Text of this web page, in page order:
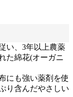
い、3年以上農薬
た綿花(オーガニ
にも強い薬剤を使
り含んだやさしい